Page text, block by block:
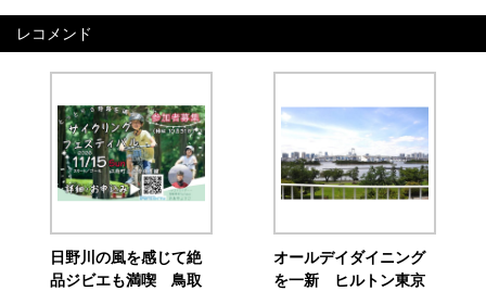
レコメンド
日野川の風を感じて絶
品ジビエも満喫 鳥取
オールデイダイニング
を一新 ヒルトン東京